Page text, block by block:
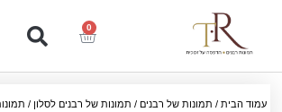
0
עמוד הבית / תמונות של רבנים / תמונות של רבנים לסלון